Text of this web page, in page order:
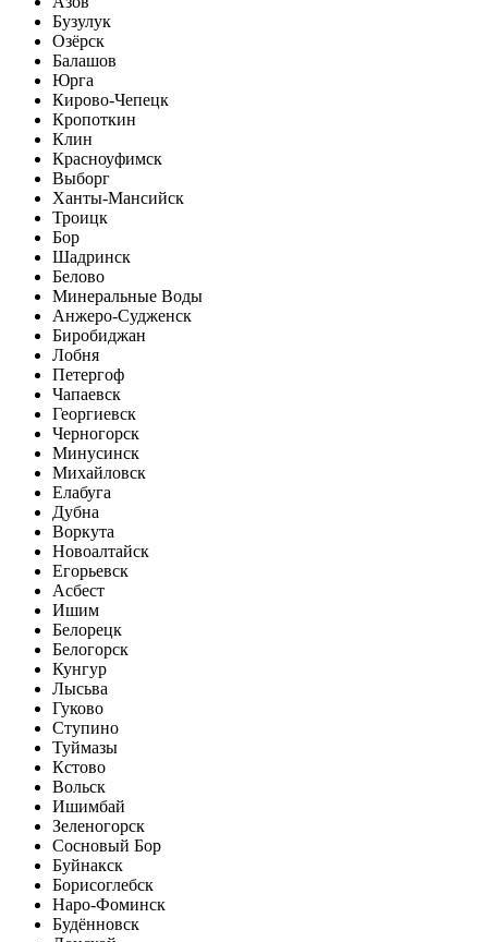
Бузулук
Озёрск
Балашов
Юрга
Кирово-Чепецк
Кропоткин
Клин
Красноуфимск
Выборг
Ханты-Мансийск
Троицк
Бор
Шадринск
Белово
Минеральные Воды
Анжеро-Судженск
Биробиджан
Лобня
Петергоф
Чапаевск
Георгиевск
Черногорск
Минусинск
Михайловск
Елабуга
Дубна
Воркута
Новоалтайск
Егорьевск
Асбест
Ишим
Белорецк
Белогорск
Кунгур
Лысьва
Гуково
Ступино
Туймазы
Кстово
Вольск
Ишимбай
Зеленогорск
Сосновый Бор
Буйнакск
Борисоглебск
Наро-Фоминск
Будённовск